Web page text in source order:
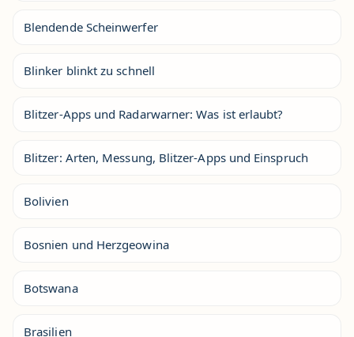
Blendende Scheinwerfer
Blinker blinkt zu schnell
Blitzer-Apps und Radarwarner: Was ist erlaubt?
Blitzer: Arten, Messung, Blitzer-Apps und Einspruch
Bolivien
Bosnien und Herzgeowina
Botswana
Brasilien